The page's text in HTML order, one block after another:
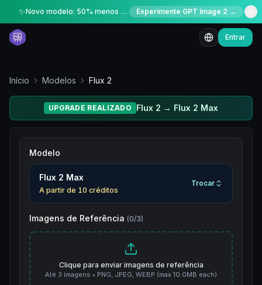
✨ Novo modelo: 50% menos créditos por tempo limitado Experimente GPT Image 2 →
Entrar
Início Modelos Flux 2
UPGRADE REALIZADO Flux 2 → Flux 2 Max
Modelo
Flux 2 Max
A partir de 10 créditos
Trocar
Imagens de Referência (0/3)
Clique para enviar imagens de referência
Até 3 imagens • PNG, JPEG, WEBP (max 10.0MB each)